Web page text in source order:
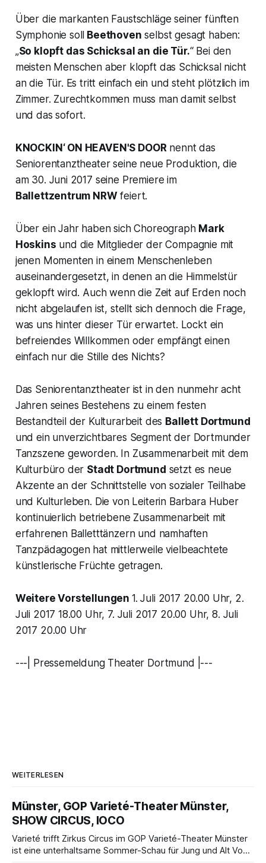
Über die markanten Faustschläge seiner fünften
Symphonie soll Beethoven selbst gesagt haben:
„So klopft das Schicksal an die Tür.“Bei den
meisten Menschen aber klopft das Schicksal nicht
an die Tür. Es tritt einfach ein und steht plötzlich im
Zimmer. Zurechtkommen muss man damit selbst
und das sofort.
KNOCKIN‘ ON HEAVEN'S DOOR nennt das
Seniorentanztheater seine neue Produktion, die
am 30. Juni 2017 seine Premiere im
Ballettzentrum NRWfeiert.
Über ein Jahr haben sich Choreograph Mark
Hoskins und die Mitglieder der Compagnie mit
jenen Momenten in einem Menschenleben
auseinandergesetzt, in denen an die Himmelstür
geklopft wird. Auch wenn die Zeit auf Erden noch
nicht abgelaufen ist, stellt sich dennoch die Frage,
was uns hinter dieser Tür erwartet. Lockt ein
befreiendes Willkommen oder empfängt einen
einfach nur die Stille des Nichts?
Das Seniorentanztheater ist in den nunmehr acht
Jahren seines Bestehens zu einem festen
Bestandteil der Kulturarbeit des Ballett Dortmund
und ein unverzichtbares Segment der Dortmunder
Tanzszene geworden. In Zusammenarbeit mit dem
Kulturbüro der Stadt Dortmund setzt es neue
Akzente an der Schnittstelle von sozialer Teilhabe
und Kulturleben. Die von Leiterin Barbara Huber
kontinuierlich betriebene Zusammenarbeit mit
erfahrenen Balletttänzern und namhaften
Tanzpädagogen hat mittlerweile vielbeachtete
künstlerische Früchte getragen.
Weitere Vorstellungen 1. Juli 2017 20.00 Uhr, 2.
Juli 2017 18.00 Uhr, 7. Juli 2017 20.00 Uhr, 8. Juli
2017 20.00 Uhr
---| Pressemeldung Theater Dortmund |---
WEITERLESEN
Münster, GOP Varieté-Theater Münster,
SHOW CIRCUS, IOCO
Varieté trifft Zirkus Circus im GOP Varieté-Theater Münster
ist eine unterhaltsame Sommer-Schau für Jung und Alt Von